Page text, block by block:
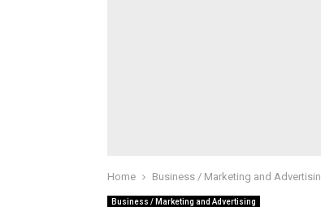
Home Business / Marketing and
Business / Marketing and Advertising